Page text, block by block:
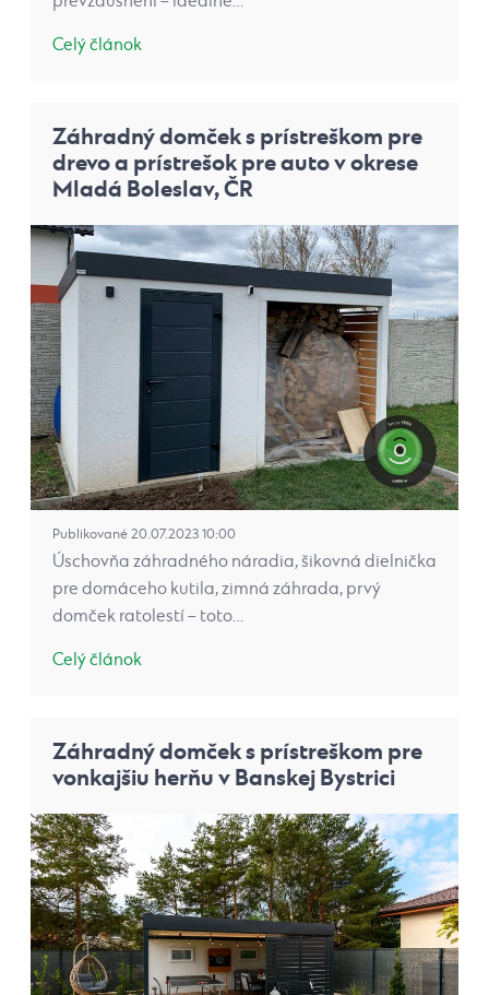
Celý článok
Záhradný domček s prístreškom pre
drevo a prístrešok pre auto v okrese
Mladá Boleslav, ČR
Publikované 20.07.2023 10:00
Úschovňa záhradného náradia, šikovná dielnička
pre domáceho kutila, zimná záhrada, prvý
domček ratolestí – toto…
Celý článok
Záhradný domček s prístreškom pre
vonkajšiu herňu v Banskej Bystrici